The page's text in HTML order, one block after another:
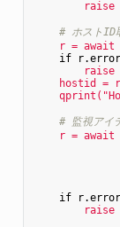
raise
# ホストID
r = await
if
raise
hostid
=
# 監視アイ
r = await
if
raise